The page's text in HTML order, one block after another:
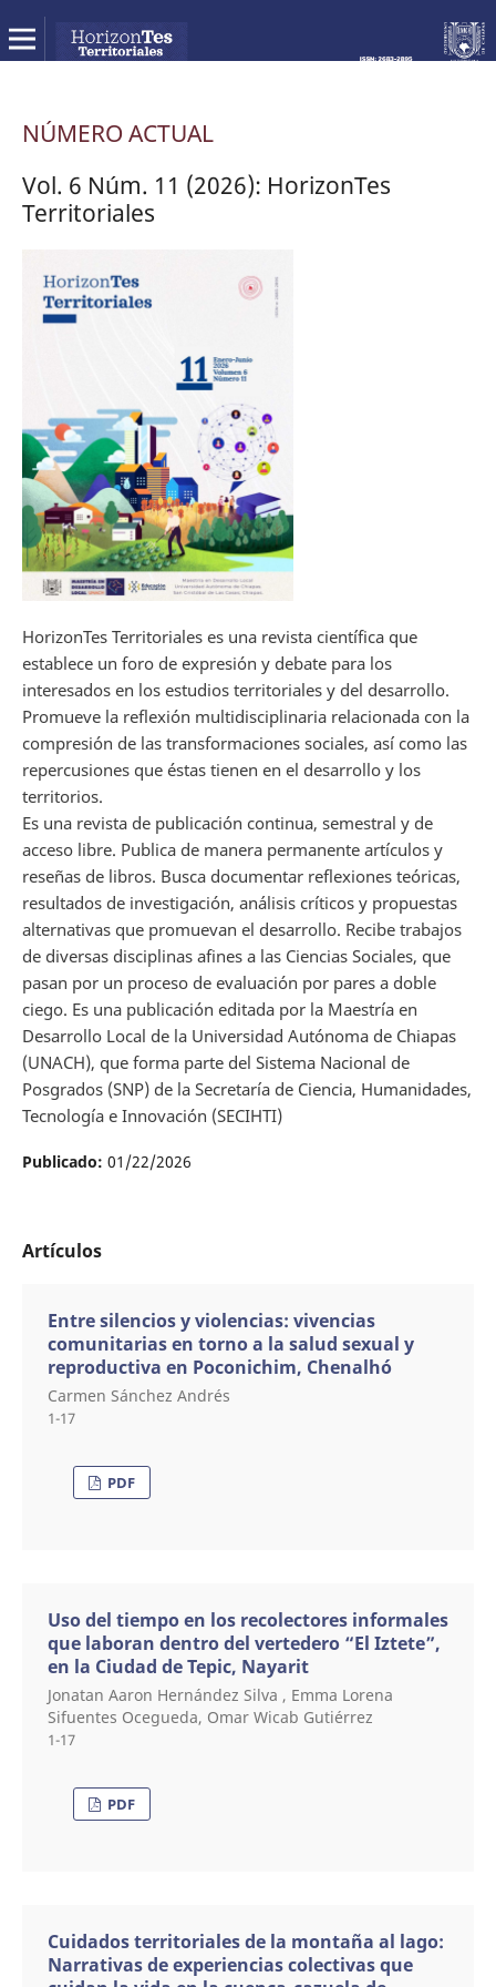
NÚMERO ACTUAL
Vol. 6 Núm. 11 (2026): HorizonTes
Territoriales
HorizonTes Territoriales es una revista científica que
establece un foro de expresión y debate para los
interesados en los estudios territoriales y del desarrollo.
Promueve la reflexión multidisciplinaria relacionada con la
compresión de las transformaciones sociales, así como las
repercusiones que éstas tienen en el desarrollo y los
territorios.
Es una revista de publicación continua, semestral y de
acceso libre. Publica de manera permanente artículos y
reseñas de libros. Busca documentar reflexiones teóricas,
resultados de investigación, análisis críticos y propuestas
alternativas que promuevan el desarrollo. Recibe trabajos
de diversas disciplinas afines a las Ciencias Sociales, que
pasan por un proceso de evaluación por pares a doble
ciego. Es una publicación editada por la Maestría en
Desarrollo Local de la Universidad Autónoma de Chiapas
(UNACH), que forma parte del Sistema Nacional de
Posgrados (SNP) de la Secretaría de Ciencia, Humanidades,
Tecnología e Innovación (SECIHTI)
Publicado: 01/22/2026
Artículos
Entre silencios y violencias: vivencias
comunitarias en torno a la salud sexual y
reproductiva en Poconichim, Chenalhó
Carmen Sánchez Andrés
1-17
PDF
Uso del tiempo en los recolectores informales
que laboran dentro del vertedero “El Iztete”,
en la Ciudad de Tepic, Nayarit
Jonatan Aaron Hernández Silva , Emma Lorena
Sifuentes Ocegueda, Omar Wicab Gutiérrez
1-17
PDF
Cuidados territoriales de la montaña al lago:
Narrativas de experiencias colectivas que